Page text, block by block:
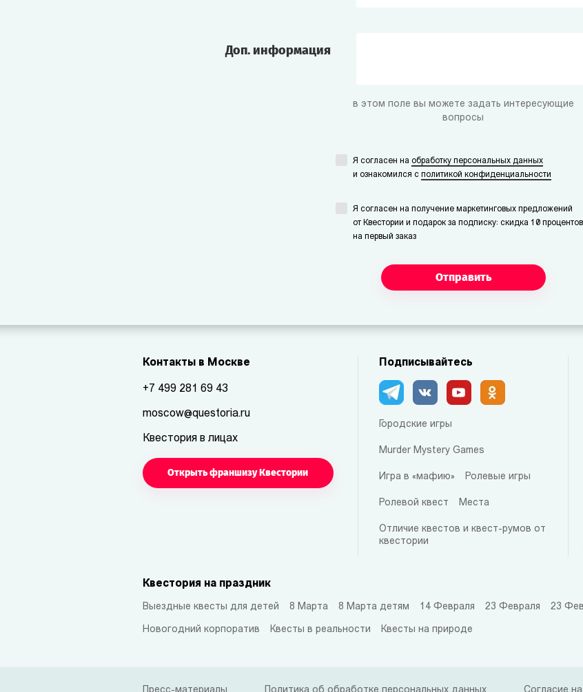
Доп. информация
в этом поле вы можете задать интересующие
вопросы
Я согласен на обработку персональных данных
и ознакомился с политикой конфиденциальности
Я согласен на получение маркетинговых предложений
от Квестории и подарок за подписку: скидка 10 процентов
на первый заказ
Отправить
Контакты в Москве
+7 499 281 69 43
moscow@questoria.ru
Квестория в лицах
Открыть франшизу Квестории
Подписывайтесь
Городские игры
Murder Mystery Games
Игра в «мафию» Ролевые игры
Ролевой квест Места
Отличие квестов и квест-румов от
квестории
Квестория на праздник
Выездные квесты для детей 8 Марта 8 Марта детям 14 Февраля 23 Февраля 23
Новогодний корпоратив Квесты в реальности Квесты на природе